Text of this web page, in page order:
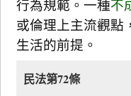
行為規範。一種不
或倫理上主流觀點
生活的前提。
民法第72條